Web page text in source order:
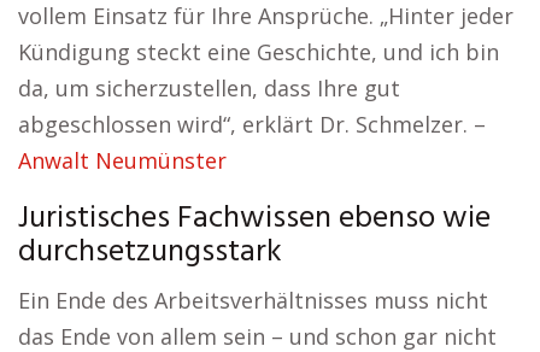
vollem Einsatz für Ihre Ansprüche. „Hinter jeder
Kündigung steckt eine Geschichte, und ich bin
da, um sicherzustellen, dass Ihre gut
abgeschlossen wird“, erklärt Dr. Schmelzer. –
Anwalt Neumünster
Juristisches Fachwissen ebenso wie
durchsetzungsstark
Ein Ende des Arbeitsverhältnisses muss nicht
das Ende von allem sein – und schon gar nicht